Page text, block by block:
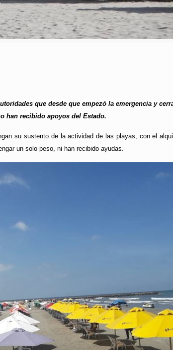
que desde que empezó la emergencia y
han recibido apoyos del Estado.
su sustento de la actividad de las playas, con el
un solo peso, ni han recibido ayudas.